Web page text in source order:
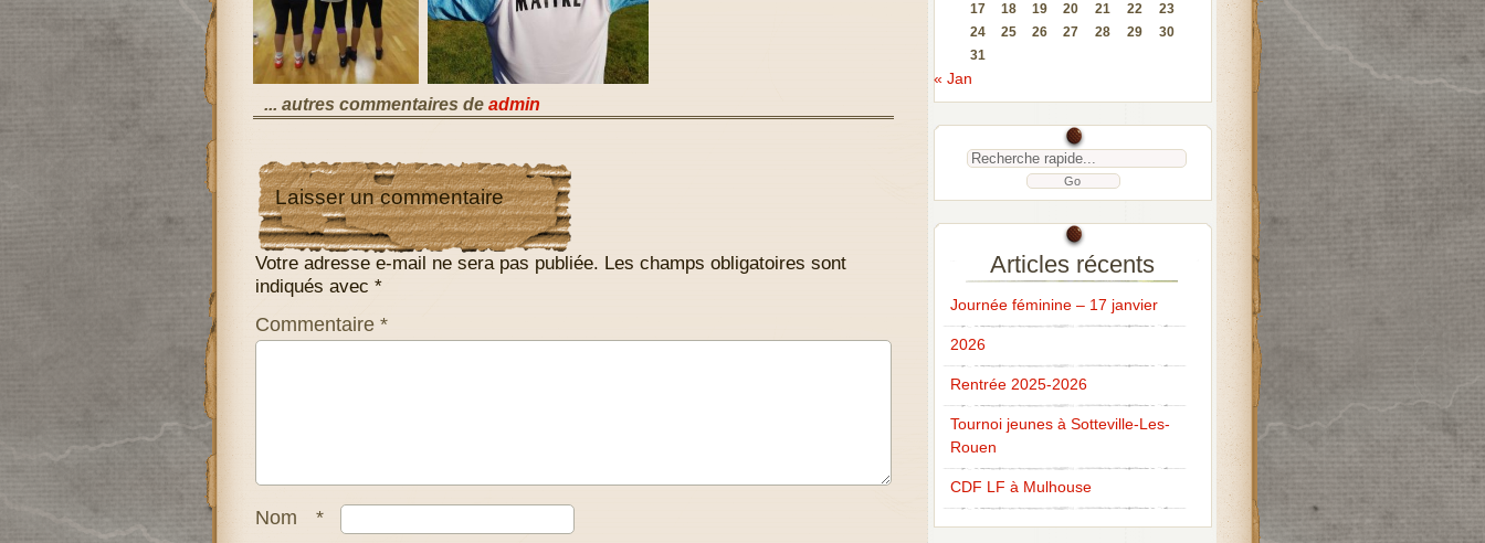
... autres commentaires de admin
Laisser un commentaire
Votre adresse e-mail ne sera pas publiée. Les champs obligatoires sont
indiqués avec *
Commentaire *
Nom *
17
18 19 20 21 22
23
24
25 26 27 28 29
30
31
« Jan
Articles récents
Journée féminine – 17 janvier
2026
Rentrée 2025-2026
Tournoi jeunes à Sotteville-Les-
Rouen
CDF LF à Mulhouse